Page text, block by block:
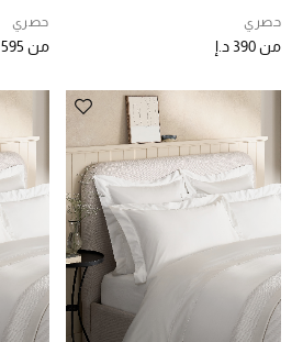
الهدايا
ما وصلنا حديثا
أبرز المصممين
غرفة الطعام
الديكورات والإكسسوارات
الأثاث
حصري
من390 د.إ
حصري
من 595 د.إ